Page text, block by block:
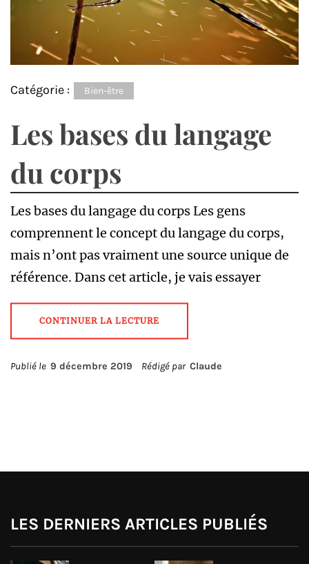
Catégorie : Bien-être
Les bases du langage
du corps
Les bases du langage du corps Les gens
comprennent le concept du langage du corps,
mais n’ont pas vraiment une source unique de
référence. Dans cet article, je vais essayer
CONTINUER LA LECTURE
Publié le 9 décembre 2019 Rédigé par Claude
LES DERNIERS ARTICLES PUBLIÉS